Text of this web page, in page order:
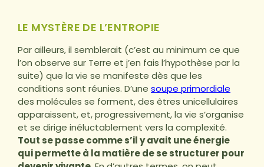
LE MYSTÈRE DE L’ENTROPIE
Par ailleurs, il semblerait (c’est au minimum ce que
l’on observe sur Terre et j’en fais l’hypothèse par la
suite) que la vie se manifeste dès que les
conditions sont réunies. D’une soupe primordiale
des molécules se forment, des êtres unicellulaires
apparaissent, et, progressivement, la vie s’organise
et se dirige inéluctablement vers la complexité.
Tout se passe comme s’il y avait une énergie
qui permette à la matière de se structurer pour